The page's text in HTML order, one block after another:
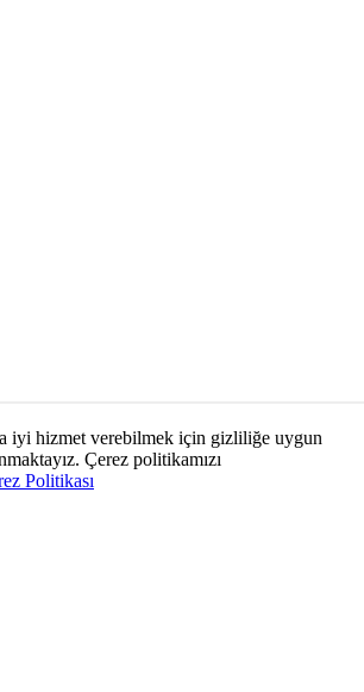
iyi hizmet verebilmek için gizliliğe uygun
Çerez politikamızı
Politikası